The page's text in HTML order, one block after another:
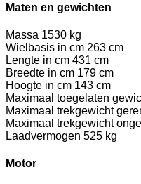
Maten en gewichten
Massa 1530 kg
Wielbasis in cm 263 cm
Lengte in cm 431 cm
Breedte in cm 179 cm
Hoogte in cm 143 cm
Maximaal toegelaten
Maximaal trekgewicht
Maximaal trekgewicht
Laadvermogen 525 kg
Motor